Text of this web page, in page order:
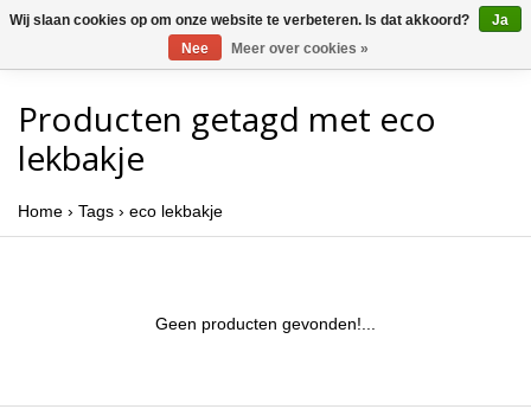
Producten getagd met eco
lekbakje
Home › Tags › eco lekbakje
Geen producten gevonden!...
Wij slaan cookies op om onze website te verbeteren. Is dat akkoord?
Ja
Nee
Meer over cookies »